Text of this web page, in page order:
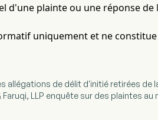
d'une plainte ou une réponse de
uniquement et ne
allégations de délit d'initié retirées de
Faruqi, LLP enquête sur des plaintes